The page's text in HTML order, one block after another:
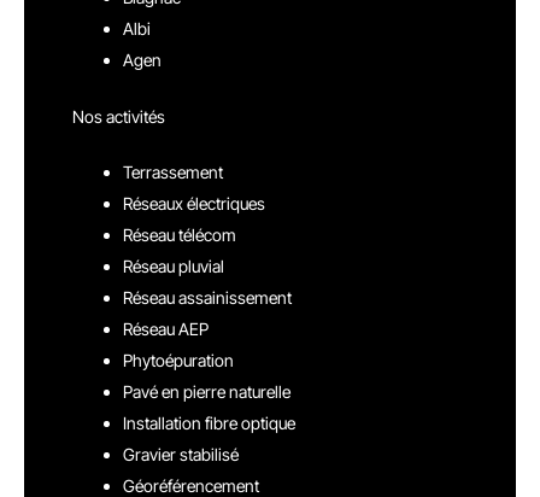
Albi
Agen
Nos activités
Terrassement
Réseaux électriques
Réseau télécom
Réseau pluvial
Réseau assainissement
Réseau AEP
Phytoépuration
Pavé en pierre naturelle
Installation fibre optique
Gravier stabilisé
Géoréférencement